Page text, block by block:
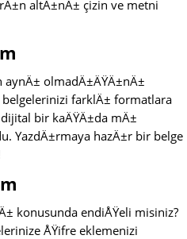
altÄ±nÄ± çizin ve metni
olmadÄ±ÄŸÄ±nÄ±
farklÄ± formatlara
bir kaÄŸÄ±da mÄ±
YazdÄ±rmaya hazÄ±r bir belge
konusunda endiÅŸeli misiniz?
ÅŸifre eklemenizi